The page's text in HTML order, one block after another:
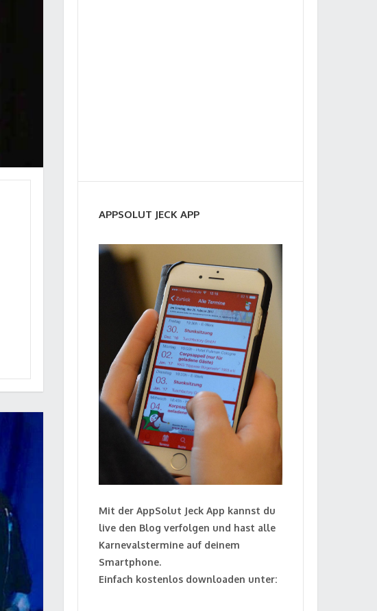
APPSOLUT JECK APP
Mit der AppSolut Jeck App kannst du
live den Blog verfolgen und hast alle
Karnevalstermine auf deinem
Smartphone.
Einfach kostenlos downloaden unter: